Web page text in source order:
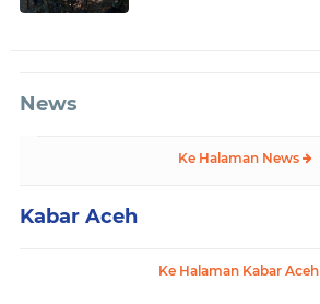
News
Ke Halaman News
Kabar Aceh
Ke Halaman Kabar Aceh